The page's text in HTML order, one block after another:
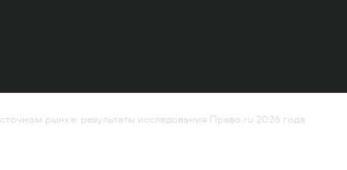
рынке: результаты исследования Право.ru 2026 года